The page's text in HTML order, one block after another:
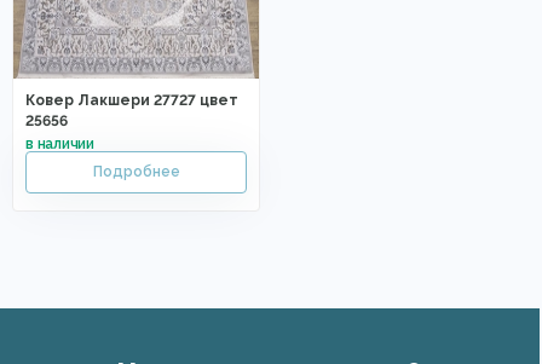
Ковер Лакшери 27727 цвет
25656